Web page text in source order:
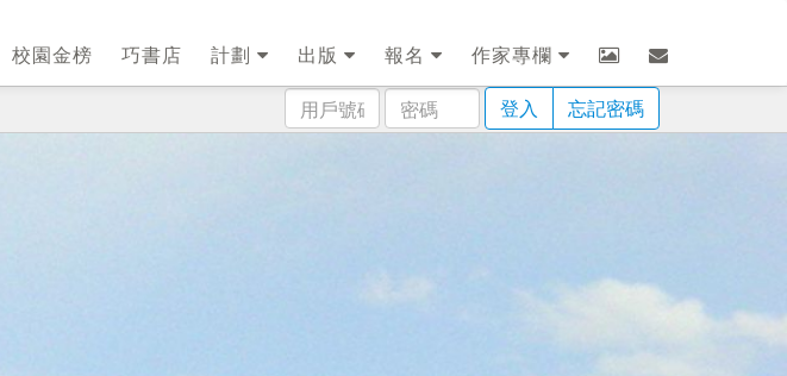
校園金榜 巧書店 計劃 出版 報名
作家專欄
用
戶
密
碼
登入 忘記密碼